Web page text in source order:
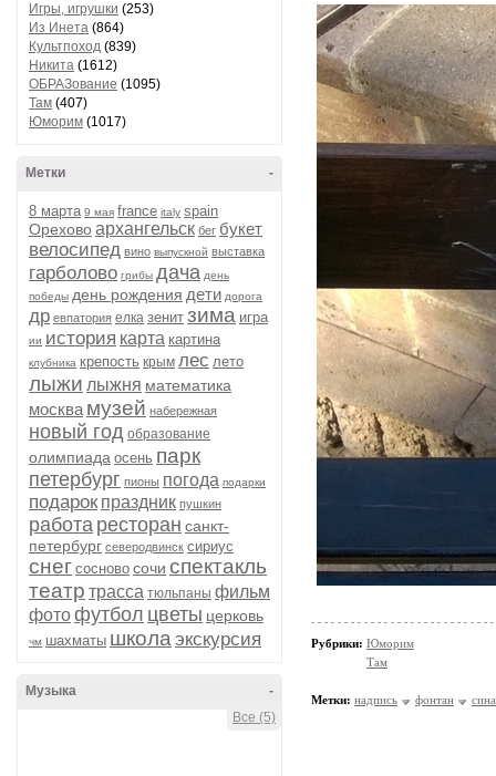
Игры, игрушки (253)
Из Инета (864)
Культпоход (839)
Никита (1612)
ОБРАЗование (1095)
Там (407)
Юморим (1017)
-
Метки
8 марта 9 мая france italy spain
Ореховоархангельск бег букет
велосипед вино выпускной выставка
гарболово грибы дача день
победы день рождения дети дорога
др евпатория елка зенит зима игра
ии история карта картина
клубника крепость крым лес лето
лыжи лыжня математика
москва музей набережная
новый год образование
олимпиада осень парк
петербург пионы погода подарки
подарок праздник пушкин
работа ресторан санкт-
петербург северодвинск сириус
снег сосново сочи спектакль
театр трасса тюльпаны фильм
фотофутбол цветы церковь
чм шахматы школа экскурсия
-
Музыка
Все (5)
Рубрики: Юморим
Там
Метки: надпись фонтан